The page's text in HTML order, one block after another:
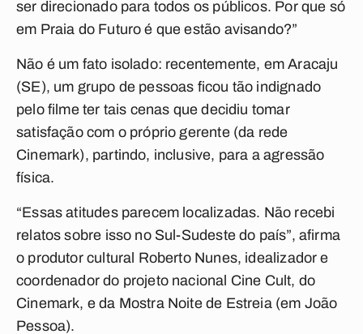
ser direcionado para todos os públicos. Por que só
em Praia do Futuro é que estão avisando?”
Não é um fato isolado: recentemente, em Aracaju
(SE), um grupo de pessoas ficou tão indignado
pelo filme ter tais cenas que decidiu tomar
satisfação com o próprio gerente (da rede
Cinemark), partindo, inclusive, para a agressão
física.
“Essas atitudes parecem localizadas. Não recebi
relatos sobre isso no Sul-Sudeste do país”, afirma
o produtor cultural Roberto Nunes, idealizador e
coordenador do projeto nacional Cine Cult, do
Cinemark, e da Mostra Noite de Estreia (em João
Pessoa).